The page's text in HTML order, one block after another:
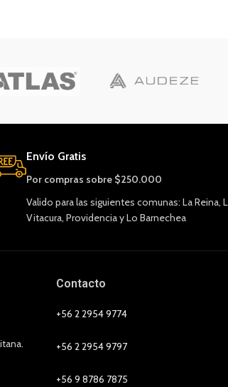
Envío Gratis
Por compras sobre $250.000
Valido para las siguientes comunas: La Reina,
Vitacura, Providencia y Lo Barnechea
Contacto
+56 2 2954 9774
+56 2 2954 9797
+56 9 8786 7875